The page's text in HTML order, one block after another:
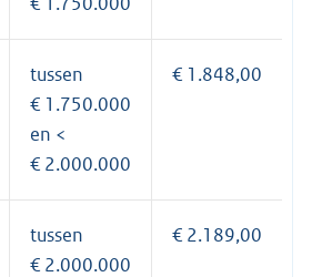
tussen
€ 1.750.000
en <
€ 2.000.000
€ 1.848,00
tussen
€ 2.000.000
€ 2.189,00